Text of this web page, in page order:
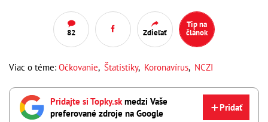
82 Zdieľať
Tip na
článok
Viac o téme: Očkovanie, Štatistiky, Koronavírus, NCZI
Pridajte si Topky.sk medzi Vaše
preferované zdroje na Google
Pridať